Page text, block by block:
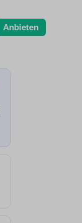
Anbieten